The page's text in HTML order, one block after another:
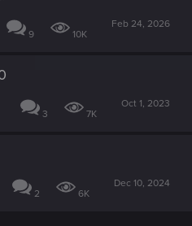
9 10K
Feb 24, 2026
3 7K
Oct 1, 2023
2 6K
Dec 10, 2024